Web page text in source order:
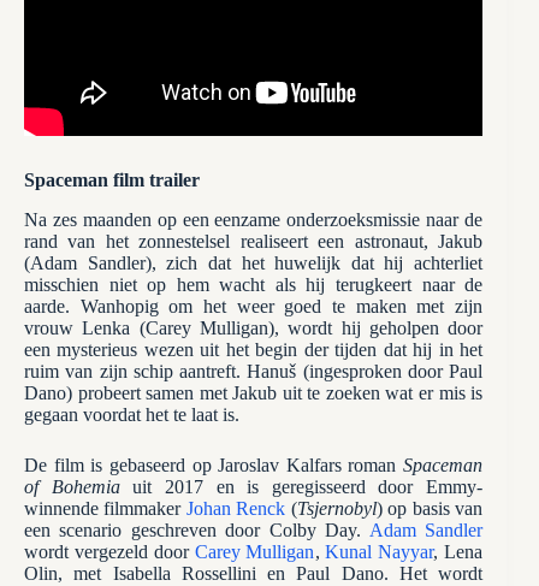
Spaceman film trailer
Na zes maanden op een eenzame onderzoeksmissie naar de
rand van het zonnestelsel realiseert een astronaut, Jakub
(Adam Sandler), zich dat het huwelijk dat hij achterliet
misschien niet op hem wacht als hij terugkeert naar de
aarde. Wanhopig om het weer goed te maken met zijn
vrouw Lenka (Carey Mulligan), wordt hij geholpen door
een mysterieus wezen uit het begin der tijden dat hij in het
ruim van zijn schip aantreft. Hanuš (ingesproken door Paul
Dano) probeert samen met Jakub uit te zoeken wat er mis is
gegaan voordat het te laat is.
De film is gebaseerd op Jaroslav Kalfars romanSpaceman
of Bohemiauit 2017 en is geregisseerd door Emmy-
winnende filmmaker Johan Renck (Tsjernobyl) op basis van
een scenario geschreven door Colby Day. Adam Sandler
wordt vergezeld door Carey Mulligan,Kunal Nayyar, Lena
Olin, met Isabella Rossellini en Paul Dano. Het wordt